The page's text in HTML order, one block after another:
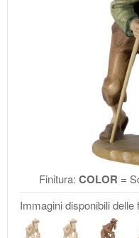
Finitura: COLOR =
Immagini disponibili delle